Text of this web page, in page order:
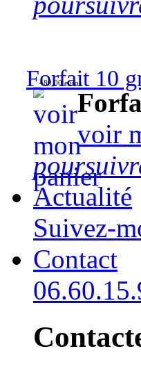
Forfait 10
480,00 euros
voir
Actualité
Suivez-
Contact